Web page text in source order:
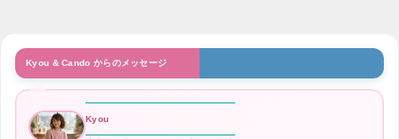
Kyou & Cando からのメッセージ
Kyou